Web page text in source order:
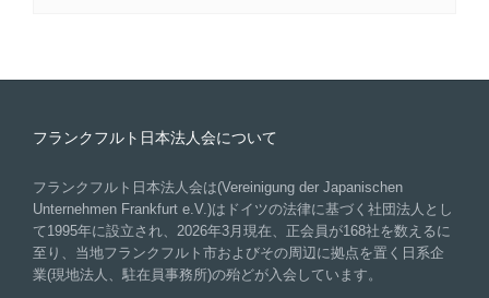
フランクフルト日本法人会について
フランクフルト日本法人会は(Vereinigung der Japanischen
Unternehmen Frankfurt e.V.)はドイツの法律に基づく社団法人とし
て1995年に設立され、2026年3月現在、正会員が168社を数えるに
至り、当地フランクフルト市およびその周辺に拠点を置く日系企
業(現地法人、駐在員事務所)の殆どが入会しています。